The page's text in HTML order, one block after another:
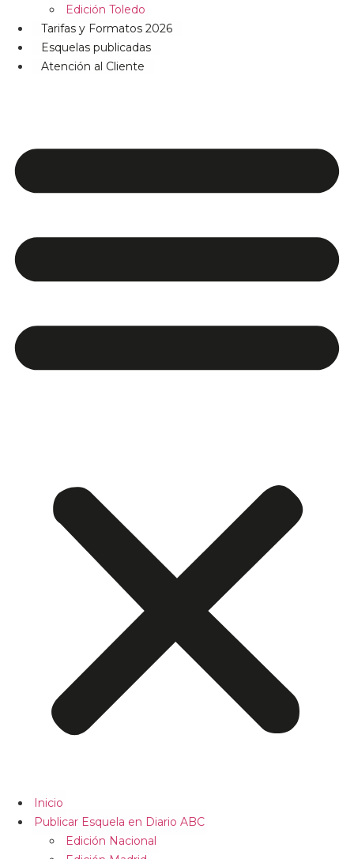
Edición Toledo
Tarifas y Formatos 2026
Esquelas publicadas
Atención al Cliente
Inicio
Publicar Esquela en Diario ABC
Edición Nacional